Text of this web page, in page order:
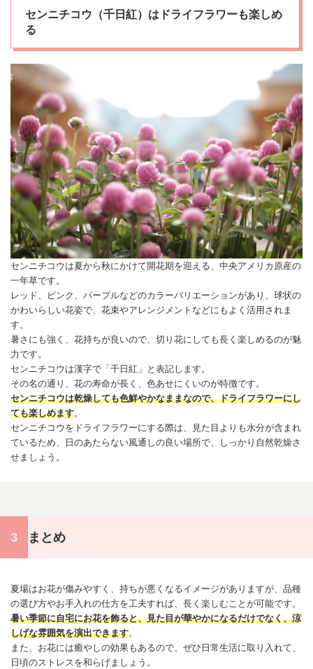
センニチコウ（千日紅）はドライフラワーも楽しめ
る
センニチコウ は夏から秋にかけて開花期を迎える、中央アメリカ原産の
一年草です。
レッド、ピンク、パープルなどのカラーバリエーションがあり、球状の
かわいらしい花姿で、 花束やアレンジメントなどにもよく活用されま
す。
暑さにも強く、花持ちが良いので、切り花にしても長く楽しめるのが魅
力です。
センニチコウ は漢字で「千日紅」と表記します。
その名の通り、花の寿命が長く、色あせにくいのが特徴です。
センニチコウは乾燥しても色鮮やかなままなので、ドライフラワーにし
ても楽しめます。
センニチコウ をドライフラワーにする際は、見た目よりも水分が含まれ
ているため、日のあたらない風通しの良い場所で、しっかり自然乾燥さ
せましょう。
まとめ
夏場はお花が傷みやすく、持ちが悪くなるイメージがありますが、品種
の選び方やお手入れの仕方を工夫すれば、長く楽しむことが可能です。
暑い季節に自宅にお花を飾ると、見た目が華やかになるだけでなく、涼
しげな雰囲気を演出できます。
また、お花には癒やしの効果もあるので、ぜひ日常生活に取り入れて、
日頃のストレスを和らげましょう。